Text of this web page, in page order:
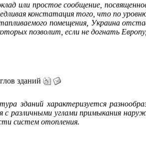
или простое сообщение,
констатация того, что по
помещения, Украина
позволит, если не догнать
зданий
зданий характеризуется
с различными углами примыкания
систем отопления.